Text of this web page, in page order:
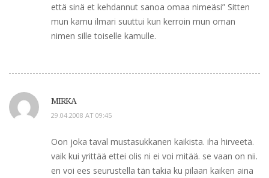
että sinä et kehdannut sanoa omaa nimeäsi” Sitten
mun kamu ilmari suuttui kun kerroin mun oman
nimen sille toiselle kamulle.
MIRKA
29.04.2008 AT 09:45
Oon joka taval mustasukkanen kaikista. iha hirveetä.
vaik kui yrittää ettei olis ni ei voi mitää. se vaan on nii.
en voi ees seurustella tän takia ku pilaan kaiken aina